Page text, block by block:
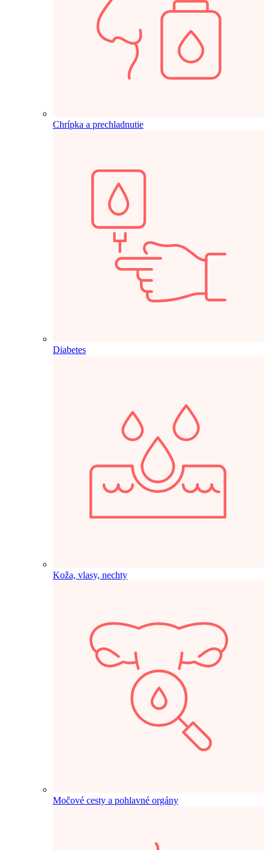
Chrípka a prechladnutie
Diabetes
Koža, vlasy, nechty
Močové cesty a pohlavné orgány